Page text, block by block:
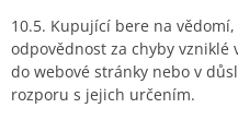
10.5. Kupující bere na
odpovědnost za chyby
do webové stránky nebo v
rozporu s jejich určením.